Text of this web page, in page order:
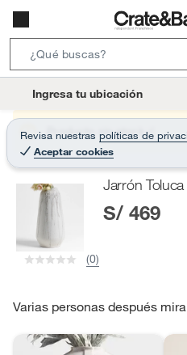
t
o
Ingresa tu ubicación
Revisa nuestras políticas de
Aceptar cookies
Producto sin stock :(
Jarrón
S/ 469
(0)
Varias personas después